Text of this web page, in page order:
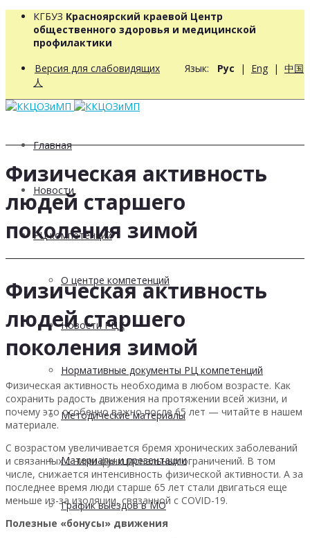
КГБУЗ Красноярский краевой Центр
общественного здоровья и медицинской
профилактики
Версия для слабовидящих Язык: Рус | Eng | 中国
人
Главная
Новости
РЦ компетенций
О центре компетенций
Новости РЦК
Нормативные документы РЦ компетенций
Методические материалы
Материалы и презентации
График выездов в МО
Физическая активность
людей старшего
поколения зимой
Физическая активность
людей старшего
поколения зимой
Физическая активность необходима в любом возрасте. Как
сохранить радость движения на протяжении всей жизни, и
почему это особенно важно после 65 лет — читайте в нашем
материале.
С возрастом увеличивается бремя хронических заболеваний
и связанных с ними функциональных ограничений. В том
числе, снижается интенсивность физической активности. А за
последнее время люди старше 65 лет стали двигаться еще
меньше из-за изоляции, связанной с COVID-19.
Полезные «бонусы» движения